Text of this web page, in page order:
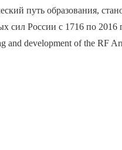
путь образования,
сил России с 1716 по 2016
development of the RF